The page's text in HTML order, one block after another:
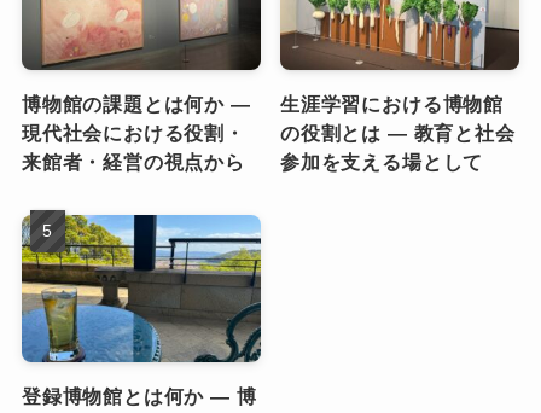
博物館の課題とは何か ―
現代社会における役割・
来館者・経営の視点から
生涯学習における博物館
の役割とは ― 教育と社会
参加を支える場として
登録博物館とは何か ― 博